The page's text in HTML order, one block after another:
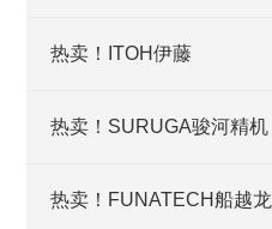
热卖！ITOH伊藤
热卖！SURUGA骏河精机
热卖！FUNATECH船越龙